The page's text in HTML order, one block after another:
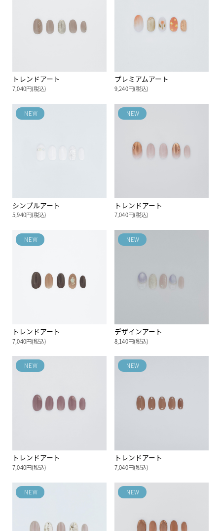
トレンドアート
7,040円(税込)
プレミアムアート
9,240円(税込)
シンプルアート
5,940円(税込)
NEW
トレンドアート
7,040円(税込)
NEW
トレンドアート
7,040円(税込)
NEW
デザインアート
8,140円(税込)
NEW
トレンドアート
7,040円(税込)
NEW
トレンドアート
7,040円(税込)
NEW
NEW NEW